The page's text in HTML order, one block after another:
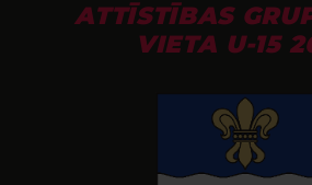
ATTĪSTĪBAS
VIETA U-15